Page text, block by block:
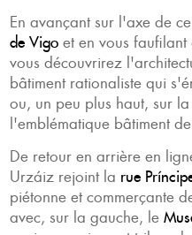
En avançant sur l'axe de
de Vigo et en vous
vous découvrirez
bâtiment rationaliste qui
ou, un peu plus haut, sur
l'emblématique bâtiment
De retour en arrière en
Urzáiz rejoint la rue
piétonne et commerçante
avec, sur la gauche, le